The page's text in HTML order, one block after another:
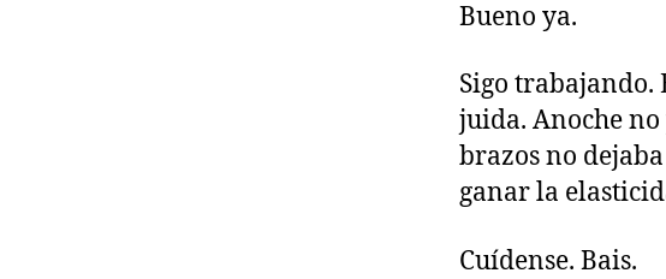
Bueno ya.
Sigo trabajando.
juida. Anoche
brazos no
ganar la
Cuídense. Bais.